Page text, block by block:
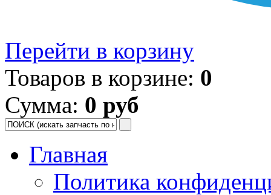
Перейти в корзину
Товаров в корзине: 0
Сумма: 0 руб
Главная
Политика